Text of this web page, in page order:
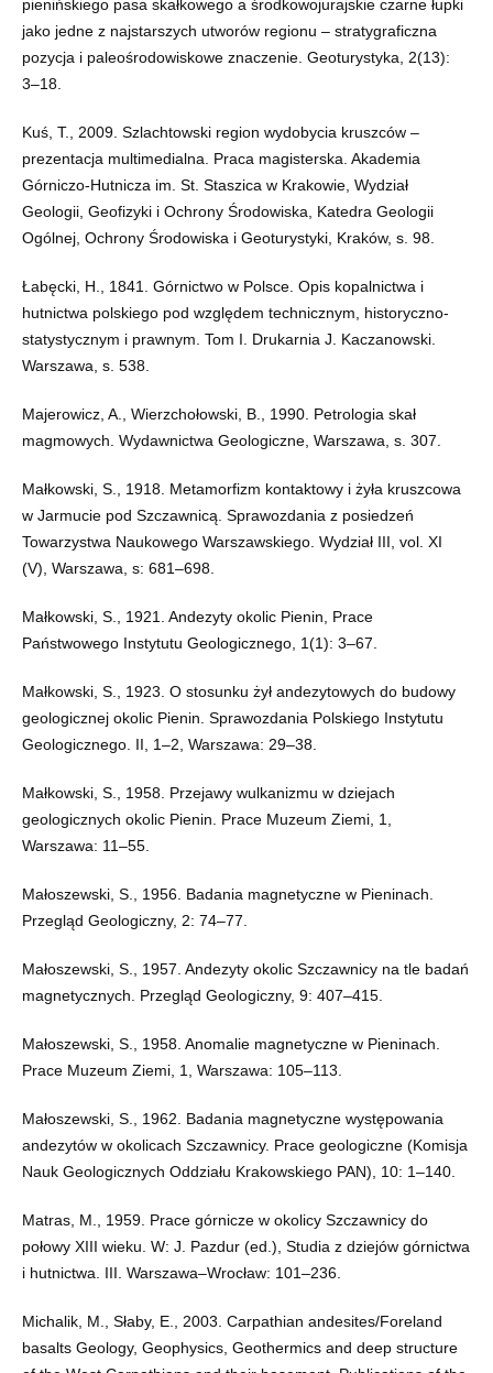
pienińskiego pasa skałkowego a środkowojurajskie czarne łupki
jako jedne z najstarszych utworów regionu – stratygraficzna
pozycja i paleośrodowiskowe znaczenie. Geoturystyka, 2(13):
3–18.
Kuś, T., 2009. Szlachtowski region wydobycia kruszców –
prezentacja multimedialna. Praca magisterska. Akademia
Górniczo-Hutnicza im. St. Staszica w Krakowie, Wydział
Geologii, Geofizyki i Ochrony Środowiska, Katedra Geologii
Ogólnej, Ochrony Środowiska i Geoturystyki, Kraków, s. 98.
Łabęcki, H., 1841. Górnictwo w Polsce. Opis kopalnictwa i
hutnictwa polskiego pod względem technicznym, historyczno-
statystycznym i prawnym. Tom I. Drukarnia J. Kaczanowski.
Warszawa, s. 538.
Majerowicz, A., Wierzchołowski, B., 1990. Petrologia skał
magmowych. Wydawnictwa Geologiczne, Warszawa, s. 307.
Małkowski, S., 1918. Metamorfizm kontaktowy i żyła kruszcowa
w Jarmucie pod Szczawnicą. Sprawozdania z posiedzeń
Towarzystwa Naukowego Warszawskiego. Wydział III, vol. XI
(V), Warszawa, s: 681–698.
Małkowski, S., 1921. Andezyty okolic Pienin, Prace
Państwowego Instytutu Geologicznego, 1(1): 3–67.
Małkowski, S., 1923. O stosunku żył andezytowych do budowy
geologicznej okolic Pienin. Sprawozdania Polskiego Instytutu
Geologicznego. II, 1–2, Warszawa: 29–38.
Małkowski, S., 1958. Przejawy wulkanizmu w dziejach
geologicznych okolic Pienin. Prace Muzeum Ziemi, 1,
Warszawa: 11–55.
Małoszewski, S., 1956. Badania magnetyczne w Pieninach.
Przegląd Geologiczny, 2: 74–77.
Małoszewski, S., 1957. Andezyty okolic Szczawnicy na tle badań
magnetycznych. Przegląd Geologiczny, 9: 407–415.
Małoszewski, S., 1958. Anomalie magnetyczne w Pieninach.
Prace Muzeum Ziemi, 1, Warszawa: 105–113.
Małoszewski, S., 1962. Badania magnetyczne występowania
andezytów w okolicach Szczawnicy. Prace geologiczne (Komisja
Nauk Geologicznych Oddziału Krakowskiego PAN), 10: 1–140.
Matras, M., 1959. Prace górnicze w okolicy Szczawnicy do
połowy XIII wieku. W: J. Pazdur (ed.), Studia z dziejów górnictwa
i hutnictwa. III. Warszawa–Wrocław: 101–236.
Michalik, M., Słaby, E., 2003. Carpathian andesites/Foreland
basalts Geology, Geophysics, Geothermics and deep structure